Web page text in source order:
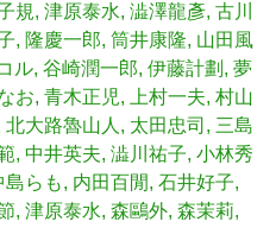
規 津原泰水 澁澤龍彥 古川
隆慶一郎 筒井康隆 山田風
ル 谷崎潤一郎 伊藤計劃
夢
お 青木正児 上村一夫 村山
北大路魯山人 太田忠司
三島
中井英夫 澁川祐子 小林秀
島らも 内田百閒 石井好子
津原泰水 森鷗外 森茉莉